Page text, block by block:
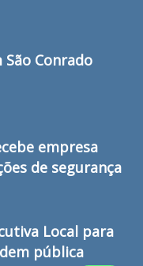
São Conrado
empresa
de segurança
Local para
pública